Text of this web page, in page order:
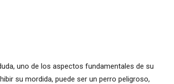
uno de los aspectos fundamentales de su
su mordida, puede ser un perro peligroso,